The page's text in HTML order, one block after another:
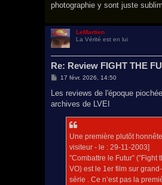
photographie y sont juste
LeMartien
La Vérité est en lui
Re: Review FIGHT THE
M
s
a
17 févr. 2026, 14:50
Les reviews de l'époque
archives de LVEI
Une première plutôt
visiteur - le : 29-11-2003]
”Combattre le Futur” (”Fight
VO) est le 1er film sur
série . Ce n’est pas la